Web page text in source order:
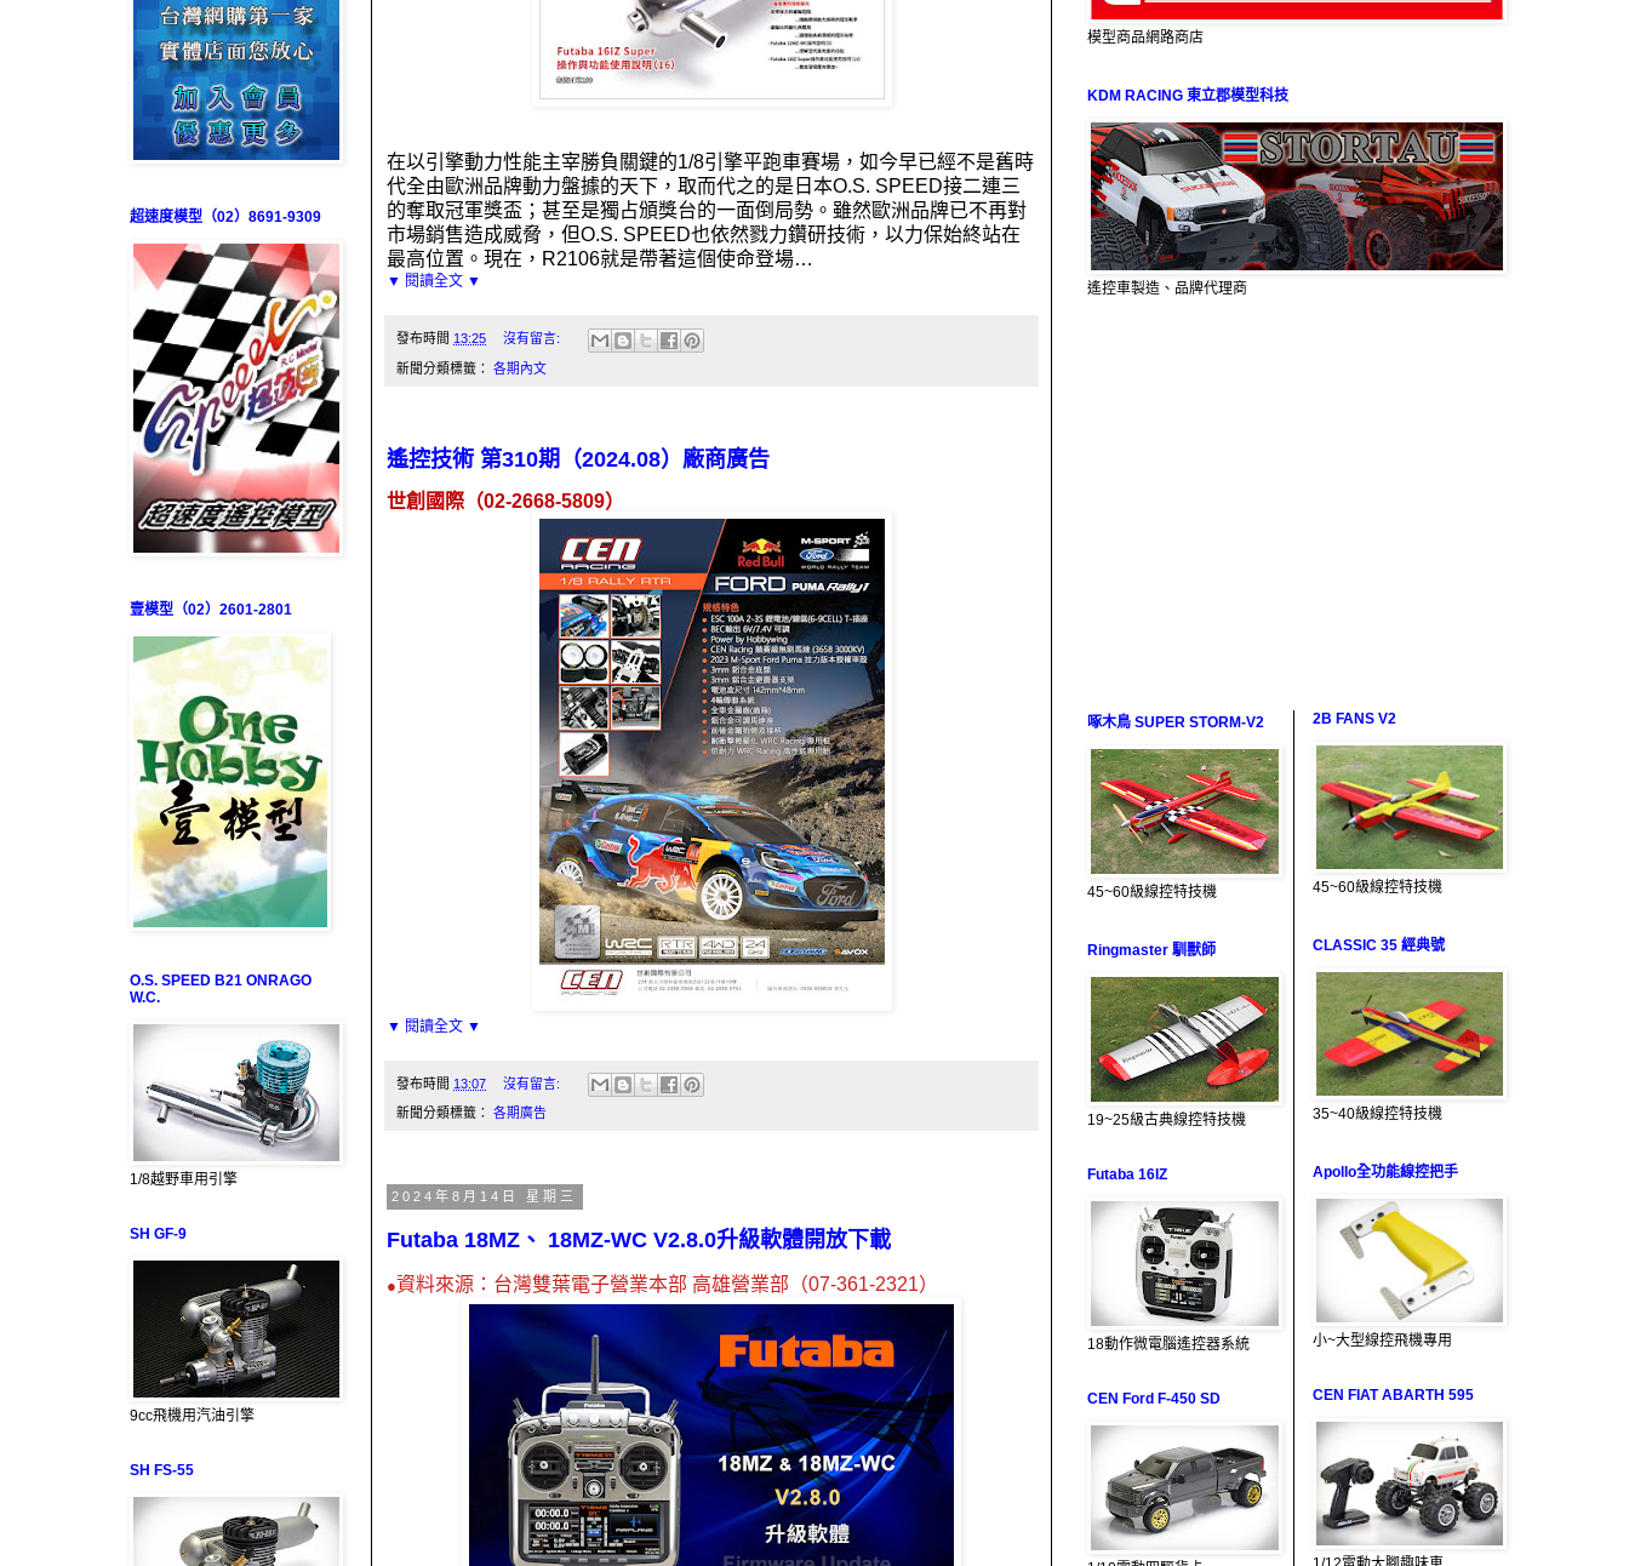
在以引擎動力性能主宰勝負關鍵的1/8引擎平跑車賽場，如今早已經不是舊時
代全由歐洲品牌動力盤據的天下，取而代之的是日本O.S. SPEED接二連三
的奪取冠軍獎盃；甚至是獨占頒獎台的一面倒局勢。雖然歐洲品牌已不再對
市場銷售造成威脅，但O.S. SPEED也依然戮力鑽研技術，以力保始終站在
最高位置。現在， R2106就是帶著這個使命登場…
▼ 閱讀全文 ▼
發布時間 13:25 沒有留言:
新聞分類標籤： 各期內文
遙控技術 第310期（2024.08）廠商廣告
世創國際（02-2668-5809）
▼ 閱讀全文 ▼
發布時間 13:07 沒有留言:
新聞分類標籤： 各期廣告
2024年8月14日 星期三
Futaba 18MZ、 18MZ-WC V2.8.0升級軟體開放下載
●資料來源：台灣雙葉電子營業本部 高雄營業部（07-361-2321）
超速度模型（02）8691-9309
壹模型（02）2601-2801
O.S. SPEED B21 ONRAGO
W.C.
1/8越野車用引擎
SH GF-9
9cc飛機用汽油引擎
SH FS-55
模型商品網路商店
KDM RACING 東立郡模型科技
遙控車製造、品牌代理商
啄木鳥 SUPER STORM-V2
45~60級線控特技機
Ringmaster 馴獸師
19~25級古典線控特技機
Futaba 16IZ
18動作微電腦遙控器系統
CEN Ford F-450 SD
2B FANS V2
45~60級線控特技機
CLASSIC 35 經典號
35~40級線控特技機
Apollo全功能線控把手
小~大型線控飛機專用
CEN FIAT ABARTH 595